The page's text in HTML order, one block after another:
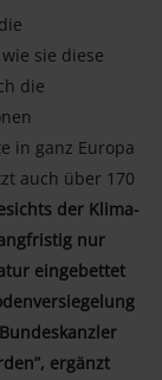
sie diese
die
in ganz Europa
auch über 170
der Klima-
nur
eingebettet
ergänzt